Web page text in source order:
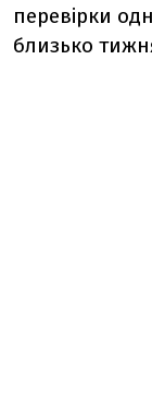
перевірки
близько